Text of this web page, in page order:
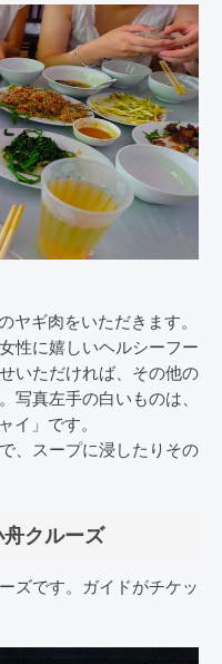
ギ肉をいただきます。
性に嬉しいヘルシーフー
いただければ、その他の
写真左手の白いものは、
」です。
、スープに浸したりその
クルーズ
ズです。ガイドがチケッ